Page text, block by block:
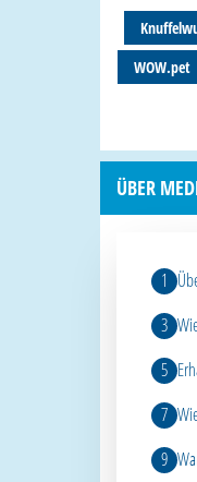
WOW.pet
ÜBER